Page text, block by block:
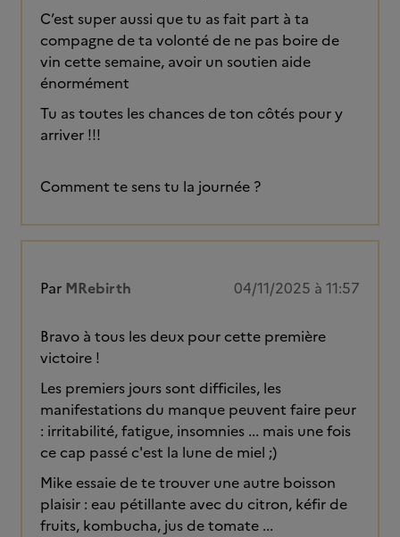
C’est super aussi que tu as fait part à ta
compagne de ta volonté de ne pas boire de
vin cette semaine, avoir un soutien aide
énormément
Tu as toutes les chances de ton côtés pour y
arriver !!!
Comment te sens tu la journée ?
Par MRebirth 04/11/2025 à 11:57
Bravo à tous les deux pour cette première
victoire !
Les premiers jours sont difficiles, les
manifestations du manque peuvent faire peur
: irritabilité, fatigue, insomnies ... mais une fois
ce cap passé c'est la lune de miel ;)
Mike essaie de te trouver une autre boisson
plaisir : eau pétillante avec du citron, kéfir de
fruits, kombucha, jus de tomate ...